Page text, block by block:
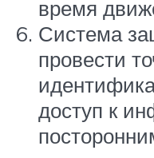
время
Система
провести
доступ к